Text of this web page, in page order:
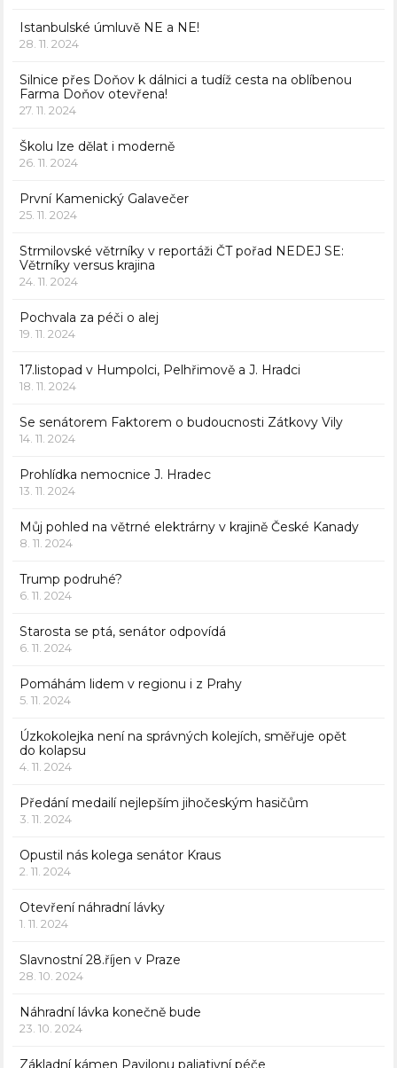
Istanbulské úmluvě NE a NE!
28. 11. 2024
Silnice přes Doňov k dálnici a tudíž cesta na oblíbenou
Farma Doňov otevřena!
27. 11. 2024
Školu lze dělat i moderně
26. 11. 2024
První Kamenický Galavečer
25. 11. 2024
Strmilovské větrníky v reportáži ČT pořad NEDEJ SE:
Větrníky versus krajina
24. 11. 2024
Pochvala za péči o alej
19. 11. 2024
17.listopad v Humpolci, Pelhřimově a J. Hradci
18. 11. 2024
Se senátorem Faktorem o budoucnosti Zátkovy Vily
14. 11. 2024
Prohlídka nemocnice J. Hradec
13. 11. 2024
Můj pohled na větrné elektrárny v krajině České Kanady
8. 11. 2024
Trump podruhé?
6. 11. 2024
Starosta se ptá, senátor odpovídá
6. 11. 2024
Pomáhám lidem v regionu i z Prahy
5. 11. 2024
Úzkokolejka není na správných kolejích, směřuje opět
do kolapsu
4. 11. 2024
Předání medailí nejlepším jihočeským hasičům
3. 11. 2024
Opustil nás kolega senátor Kraus
2. 11. 2024
Otevření náhradní lávky
1. 11. 2024
Slavnostní 28.říjen v Praze
28. 10. 2024
Náhradní lávka konečně bude
23. 10. 2024
Základní kámen Pavilonu paliativní péče